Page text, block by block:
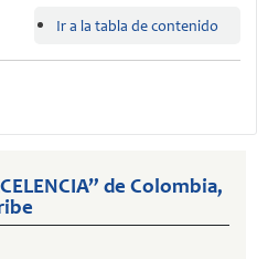
Ir a la tabla de contenido
de Colombia,